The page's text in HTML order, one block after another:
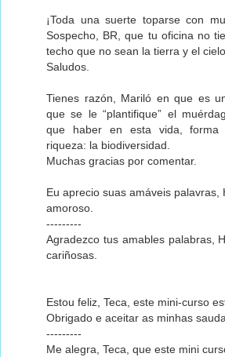
¡Toda una suerte toparse con
Sospecho, BR, que tu oficina no
techo que no sean la tierra y el cielo.
Saludos.
Tienes razón, Mariló en que es
que se le “plantifique” el
que haber en esta vida, forma
riqueza: la biodiversidad.
Muchas gracias por comentar.
Eu aprecio suas amáveis
amoroso.
---------
Agradezco tus amables palabras,
cariñosas.
Estou feliz, Teca, este mini-curso
Obrigado e aceitar as minhas
---------
Me alegra, Teca, que este mini